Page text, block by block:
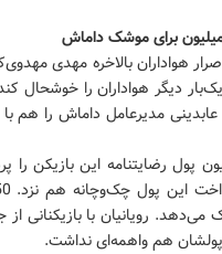
هواداران بالاخره مهدی
یک‌بار دیگر هواداران را خوشحال
عابدینی مدیرعامل داماش را هم
200میلیون پول رضایتنامه این
رویانیان با بازیکنانی از
پولشان هم واهمه‌ای نداشت.